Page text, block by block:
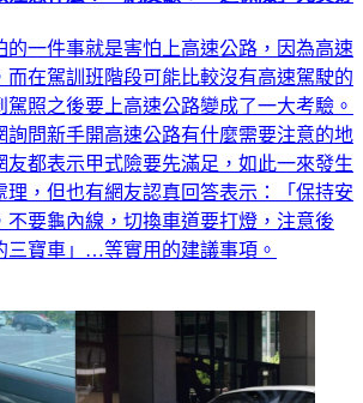
的一件事就是害怕上高速公路，因為高速
在駕訓班階段可能比較沒有高速駕駛的
駕照之後要上高速公路變成了一大考驗。
詢問新手開高速公路有什麼需要注意的地
友都表示甲式險要先滿足，如此一來發生
，但也有網友認真回答表示：「保持安
要龜內線，切換車道要打燈，注意後